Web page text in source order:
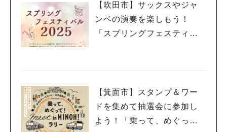
【吹田市】サックスやジャ
ンベの演奏を楽しもう！
「スプリングフェスティバ
【箕面市】スタンプ＆ワー
ドを集めて抽選会に参加し
よう！「乗って、めぐっ